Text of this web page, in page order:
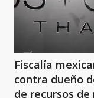
Fiscalía
contra dueño
de recursos